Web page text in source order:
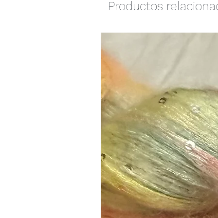
Productos